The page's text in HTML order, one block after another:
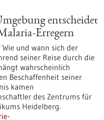
entscheidet
Erregern
und wann sich der
seiner Reise durch die
wahrscheinlich
Beschaffenheit seiner
kamen
des Zentrums für
Heidelberg.